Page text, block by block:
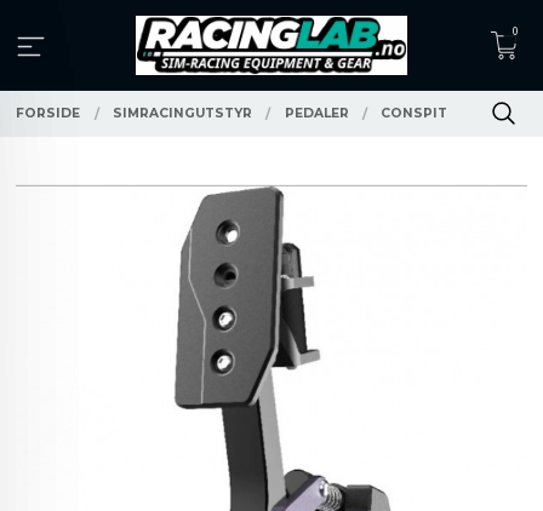
innholdet
0
FORSIDE SIMRACINGUTSTYR PEDALER CONSPIT